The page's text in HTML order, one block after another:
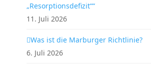
„Resorptionsdefizit““
11. Juli 2026
Was ist die Marburger Richtlinie?
6. Juli 2026